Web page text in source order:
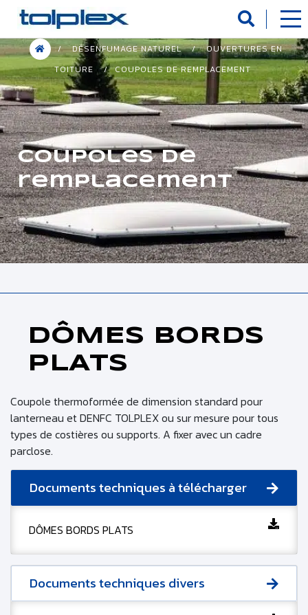
/ DÉSENFUMAGE NATUREL /
OUVERTURES EN
TOITURE
/ COUPOLES DE REMPLACEMENT
Coupoles de
remplacement
DÔMES BORDS
PLATS
Coupole thermoformée de dimension standard pour
lanterneau et DENFC TOLPLEX ou sur mesure pour tous
types de costières ou supports. A fixer avec un cadre
parclose.
Documents techniques à télécharger
DÔMES BORDS PLATS
Documents techniques divers
Panneau de gestion des cookies